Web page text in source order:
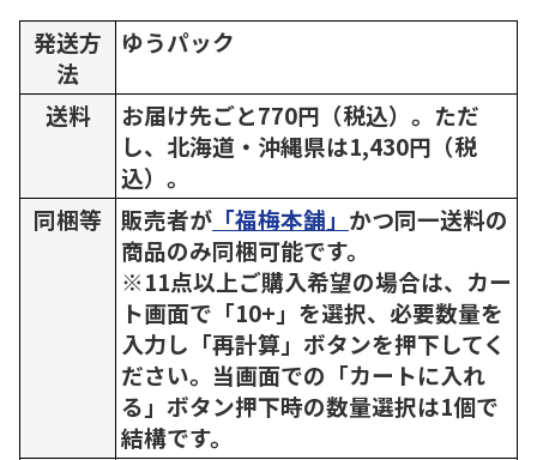
発送方
法
ゆうパック
送料
お届け先ごと770円（税込）。ただ
し、北海道・沖縄県は1,430円（税
込）。
同梱等
販売者が 「福梅本舗」 かつ同一送料の
商品のみ同梱可能です。
※11点以上ご購入希望の場合は、カー
ト画面で「10+」を選択、必要数量を
入力し「再計算」ボタンを押下してく
ださい。当画面での「カートに入れ
る」ボタン押下時の数量選択は1個で
結構です。